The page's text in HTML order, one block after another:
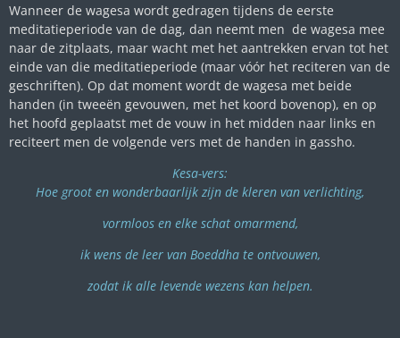
Wanneer de wagesa wordt gedragen tijdens de eerste
meditatieperiode van de dag, dan neemt men de wagesa mee
naar de zitplaats, maar wacht met het aantrekken ervan tot het
einde van die meditatieperiode (maar vóór het reciteren van de
geschriften). Op dat moment wordt de wagesa met beide
handen (in tweeën gevouwen, met het koord bovenop), en op
het hoofd geplaatst met de vouw in het midden naar links en
reciteert men de volgende vers met de handen in gassho.
Kesa-vers:
Hoe groot en wonderbaarlijk zijn de kleren van verlichting,
vormloos en elke schat omarmend,
ik wens de leer van Boeddha te ontvouwen,
zodat ik alle levende wezens kan helpen.